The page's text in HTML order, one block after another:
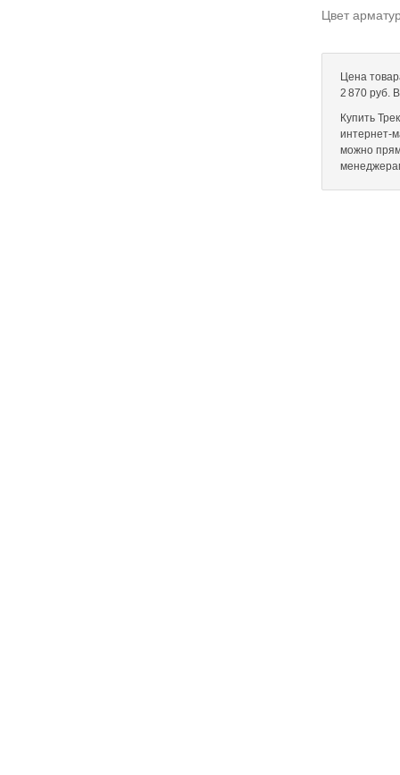
Цвет
Цена
2 870 руб.
Купить
интернет-
можно